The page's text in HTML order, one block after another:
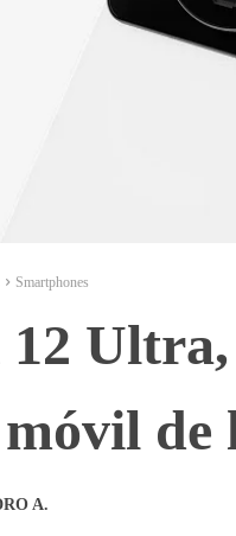
Smartphones
de
A.